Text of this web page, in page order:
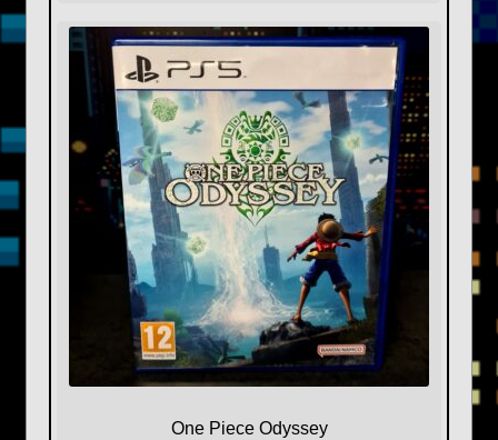
One Piece Odyssey